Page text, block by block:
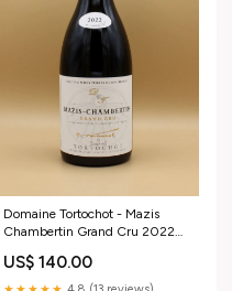
Domaine Tortochot - Mazis
Chambertin Grand Cru 2022
US$ 140.00